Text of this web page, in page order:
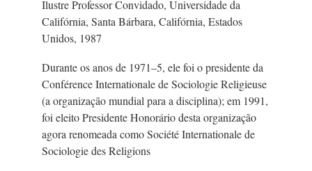
Ilustre Professor Convidado, Universidade da
Califórnia, Santa Bárbara, Califórnia, Estados
Unidos, 1987
Durante os anos de 1971–5, ele foi o presidente da
Conférence Internationale de Sociologie Religieuse
(a organização mundial para a disciplina); em 1991,
foi eleito Presidente Honorário desta organização
agora renomeada como Société Internationale de
Sociologie des Religions